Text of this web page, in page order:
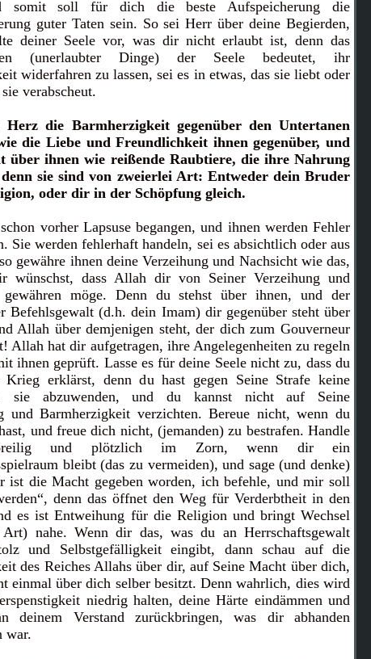
somit soll für dich die beste Aufspeicherung die
guter Taten sein. So sei Herr über deine Begierden,
deiner Seele vor, was dir nicht erlaubt ist, denn das
(unerlaubter Dinge) der Seele bedeutet, ihr
widerfahren zu lassen, sei es in etwas, das sie liebt oder
verabscheut.
Herz die Barmherzigkeit gegenüber den Untertanen
die Liebe und Freundlichkeit ihnen gegenüber, und
über ihnen wie reißende Raubtiere, die ihre Nahrung
sie sind von zweierlei Art: Entweder dein Bruder
oder dir in der Schöpfung gleich.
vorher Lapsuse begangen, und ihnen werden Fehler
Sie werden fehlerhaft handeln, sei es absichtlich oder aus
gewähre ihnen deine Verzeihung und Nachsicht wie das,
wünschst, dass Allah dir von Seiner Verzeihung und
gewähren möge. Denn du stehst über ihnen, und der
Befehlsgewalt (d.h. dein Imam) dir gegenüber steht über
Allah über demjenigen steht, der dich zum Gouverneur
Allah hat dir aufgetragen, ihre Angelegenheiten zu regeln
ihnen geprüft. Lasse es für deine Seele nicht zu, dass du
erklärst, denn du hast gegen Seine Strafe keine
sie abzuwenden, und du kannst nicht auf Seine
und Barmherzigkeit verzichten. Bereue nicht, wenn du
und freue dich nicht, (jemanden) zu bestrafen. Handle
und plötzlich im Zorn, wenn dir ein
bleibt (das zu vermeiden), und sage (und denke)
ist die Macht gegeben worden, ich befehle, und mir soll
denn das öffnet den Weg für Verderbtheit in den
es ist Entweihung für die Religion und bringt Wechsel
Art) nahe. Wenn dir das, was du an Herrschaftsgewalt
und Selbstgefälligkeit eingibt, dann schau auf die
des Reiches Allahs über dir, auf Seine Macht über dich,
einmal über dich selber besitzt. Denn wahrlich, dies wird
niedrig halten, deine Härte eindämmen und
deinem Verstand zurückbringen, was dir abhanden
war.